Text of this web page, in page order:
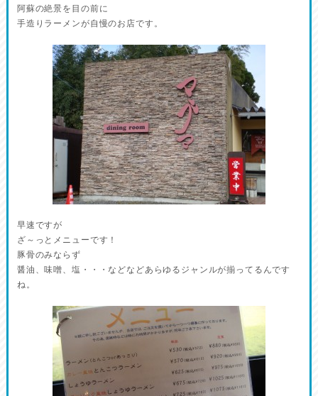
阿蘇の絶景を目の前に
手造りラーメンが自慢のお店です。
早速ですが
ざ～っとメニューです！
豚骨のみならず
醤油、味噌、塩・・・などなどあらゆるジャンルが揃ってるんです
ね。